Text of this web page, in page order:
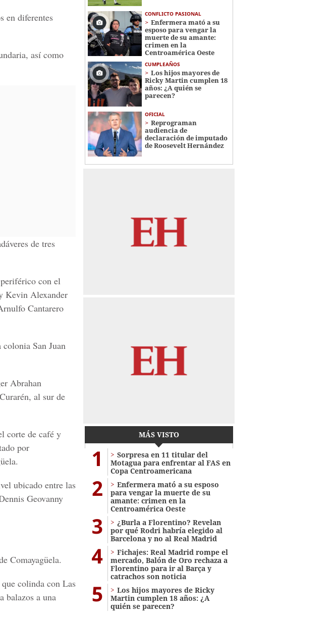
en diferentes
así como
de tres
con el
Kevin Alexander
Cantarero
San Juan
Abrahan
al sur de
corte de café y
por
ubicado entre las
Geovanny
Comayagüela.
colinda con Las
balazos a una
CONFLICTO PASIONAL
Enfermera mató a su
esposo para vengar la
muerte de su amante:
crimen en la
Centroamérica Oeste
CUMPLEAÑOS
Los hijos mayores de
Ricky Martin cumplen 18
años: ¿A quién se
parecen?
OFICIAL
Reprograman
audiencia de
declaración de imputado
de Roosevelt Hernández
MÁS VISTO
1
Sorpresa en 11 titular del
Motagua para enfrentar al FAS en
Copa Centroamericana
2
Enfermera mató a su esposo
para vengar la muerte de su
amante: crimen en la
Centroamérica Oeste
3
¿Burla a Florentino? Revelan
por qué Rodri habría elegido al
Barcelona y no al Real Madrid
4
Fichajes: Real Madrid rompe el
mercado, Balón de Oro rechaza a
Florentino para ir al Barça y
catrachos son noticia
5
Los hijos mayores de Ricky
Martin cumplen 18 años: ¿A
quién se parecen?